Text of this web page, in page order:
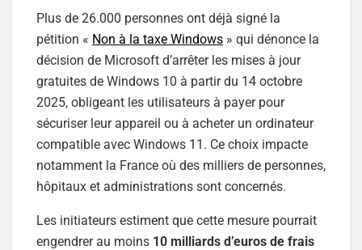
Plus de 26.000 personnes ont déjà signé la
pétition « Non à la taxe Windows » qui dénonce la
décision de Microsoft d’arrêter les mises à jour
gratuites de Windows 10 à partir du 14 octobre
2025, obligeant les utilisateurs à payer pour
sécuriser leur appareil ou à acheter un ordinateur
compatible avec Windows 11. Ce choix impacte
notamment la France où des milliers de personnes,
hôpitaux et administrations sont concernés.
Les initiateurs estiment que cette mesure pourrait
engendrer au moins 10 milliards d’euros de frais